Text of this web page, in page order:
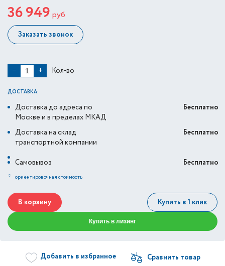
36 949 руб
Заказать звонок
− + Кол-во
ДОСТАВКА:
Доставка до адреса по
Москве и в пределах МКАД
Бесплатно
Доставка на склад
транспортной компании
Бесплатно
Самовывоз
Бесплатно
* ориентировочная стоимость
В корзину Купить в 1 клик
Купить в лизинг
Добавить в избранное